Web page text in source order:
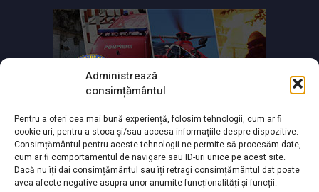
Administrează
consimțământul
Pentru a oferi cea mai bună experiență, folosim tehnologii, cum ar fi
cookie-uri, pentru a stoca și/sau accesa informațiile despre dispozitive.
Consimțământul pentru aceste tehnologii ne permite să procesăm date,
cum ar fi comportamentul de navigare sau ID-uri unice pe acest site.
Dacă nu îți dai consimțământul sau îți retragi consimțământul dat poate
avea afecte negative asupra unor anumite funcționalități și funcții.